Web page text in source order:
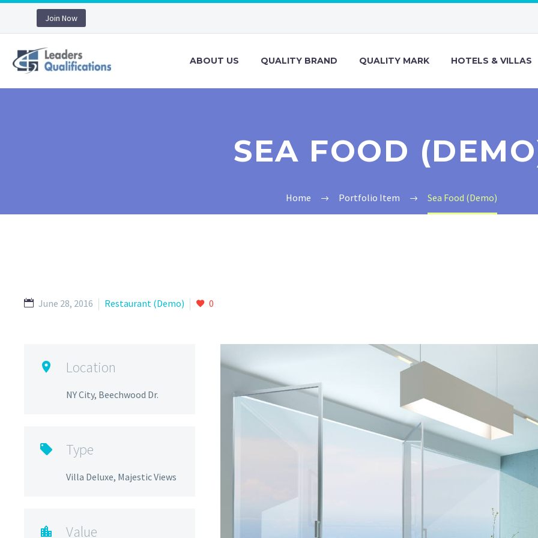
Join Now
ABOUT US QUALITY BRAND QUALITY MARK HOTELS & VILLAS
SEA FOOD
Home Portfolio Item Sea Food (Demo)
June 28, 2016 Restaurant (Demo) 0
 Location
NY City, Beechwood Dr.
 Type
Villa Deluxe, Majestic Views
 Value